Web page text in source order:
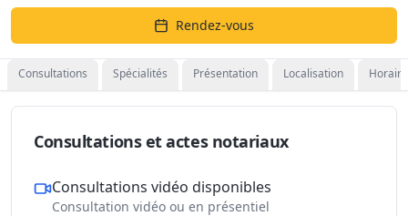
Rendez-vous
Consultations Spécialités Présentation Localisation
Consultations et actes notariaux
Consultations vidéo disponibles
Consultation vidéo ou en présentiel